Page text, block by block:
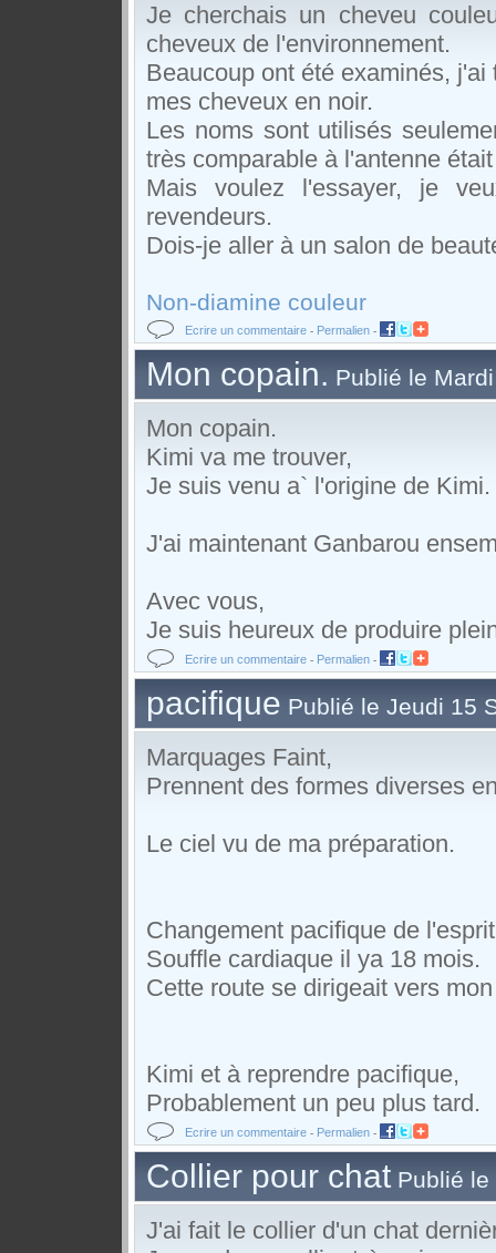
Je cherchais un cheveu
cheveux de l'environnement.
Beaucoup ont été examinés, j'ai
mes cheveux en noir.
Les noms sont utilisés
très comparable à l'antenne était
Mais
voulez l'essayer,
je
revendeurs.
Dois-je aller à un salon de
Non-diamine couleur
Ecrire un commentaire - Permalien -
Mon copain. Publié le
Mon copain.
Kimi va me trouver,
Je suis venu a` l'origine de Kimi.
J'ai maintenant Ganbarou
Avec vous,
Je suis heureux de produire
Ecrire un commentaire - Permalien -
pacifique Publié le Jeudi 15
Marquages Faint,
Prennent des formes diverses
Le ciel vu de ma préparation.
Changement pacifique de l'esprit
Souffle cardiaque il ya 18 mois.
Cette route se dirigeait vers
Kimi et à reprendre pacifique,
Probablement un peu plus tard.
Ecrire un commentaire - Permalien -
Collier pour chatPublié le
J'ai fait le collier d'un chat